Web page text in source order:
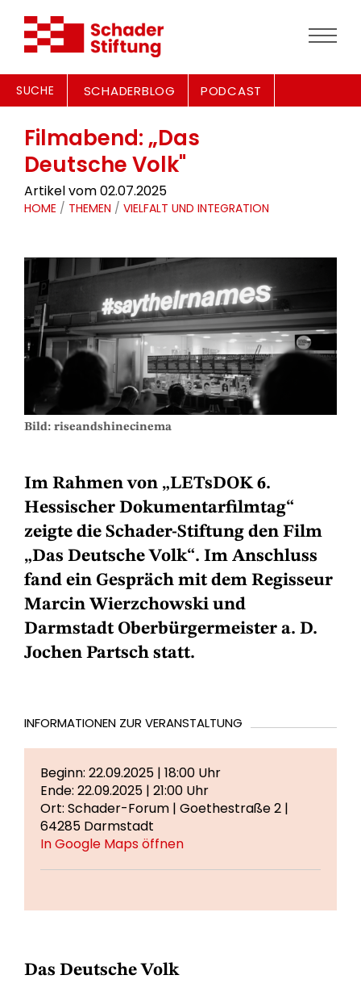
SUCHE SCHADERBLOG PODCAST
Filmabend: „Das
Deutsche Volk"
Artikel vom 02.07.2025
HOME / THEMEN / VIELFALT UND INTEGRATION
Bild: riseandshinecinema
Im Rahmen von „LETsDOK 6.
Hessischer Dokumentarfilmtag“
zeigte die Schader-Stiftung den Film
„Das Deutsche Volk“. Im Anschluss
fand ein Gespräch mit dem Regisseur
Marcin Wierzchowski und
Darmstadt Oberbürgermeister a. D.
Jochen Partsch statt.
INFORMATIONEN ZUR VERANSTALTUNG
Beginn: 22.09.2025 | 18:00 Uhr
Ende: 22.09.2025 | 21:00 Uhr
Ort: Schader-Forum | Goethestraße 2 |
64285 Darmstadt
In Google Maps öffnen
Das Deutsche Volk